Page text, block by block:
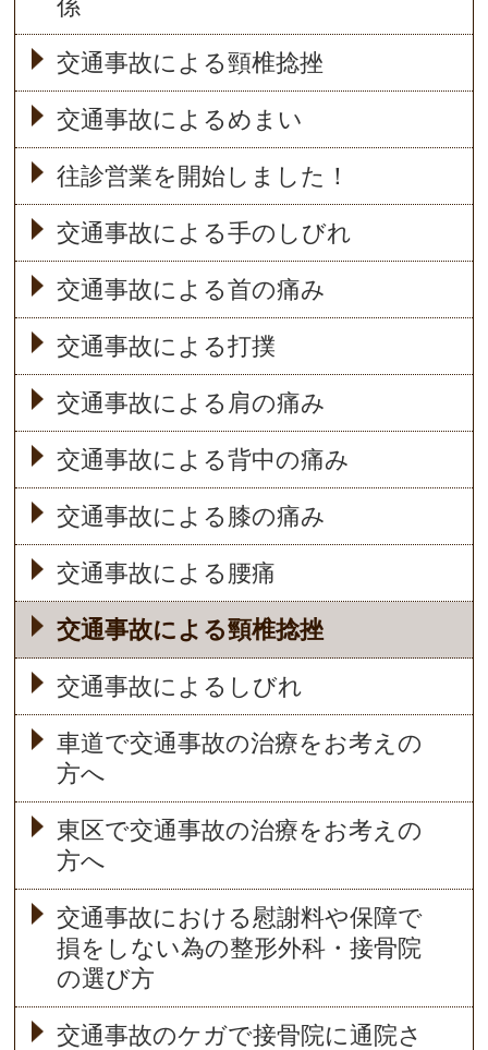
係
交通事故による頸椎捻挫
交通事故によるめまい
往診営業を開始しました！
交通事故による手のしびれ
交通事故による首の痛み
交通事故による打撲
交通事故による肩の痛み
交通事故による背中の痛み
交通事故による膝の痛み
交通事故による腰痛
交通事故による頸椎捻挫
交通事故によるしびれ
車道で交通事故の治療をお考えの
方へ
東区で交通事故の治療をお考えの
方へ
交通事故における慰謝料や保障で
損をしない為の整形外科・接骨院
の選び方
交通事故のケガで接骨院に通院さ